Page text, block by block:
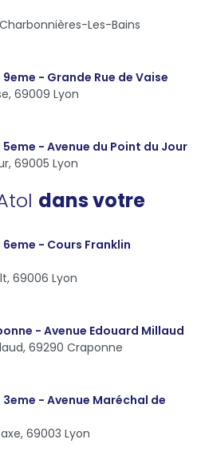
Les-Bains
- Grande Rue de Vaise
69009 Lyon
- Avenue du Point du Jour
69005 Lyon
dans votre
- Cours Franklin
69006 Lyon
- Avenue Edouard Millaud
69290 Craponne
- Avenue Maréchal de
69003 Lyon